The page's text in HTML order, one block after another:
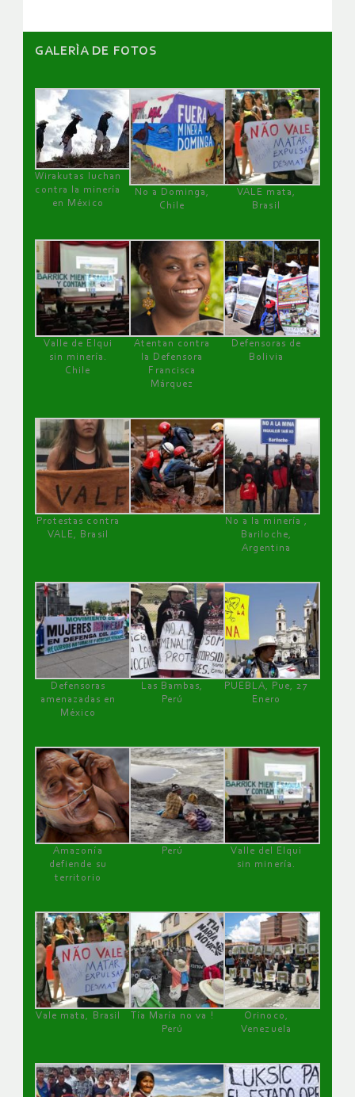
GALERÌA DE FOTOS
Wirakutas luchan
contra la minería
en México
No a Dominga,
Chile
VALE mata,
Brasil
Valle de Elqui
sin minería.
Chile
Atentan contra
la Defensora
Francisca
Márquez
Defensoras de
Bolivia
Protestas contra
VALE, Brasil
No a la minería ,
Bariloche,
Argentina
Defensoras
amenazadas en
México
Las Bambas,
Perú
PUEBLA, Pue, 27
Enero
Amazonía
defiende su
territorio
Perú
Valle del Elqui
sin minería.
Vale mata, Brasil
Tía María no va !
Perú
Orinoco,
Venezuela